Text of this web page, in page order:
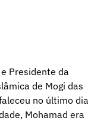
Presidente da
de Mogi das
no último dia
Mohamad era